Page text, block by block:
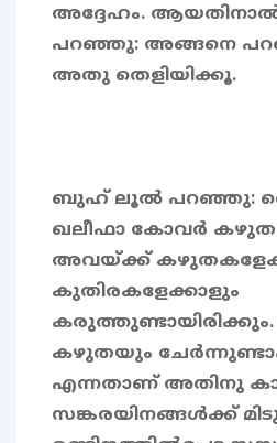
അദ്ദേഹം.
പറഞ്ഞു: അങ്ങനെ
അതു തെളിയിക്കൂ.
ബുഹ് ലൂൽ പറഞ്ഞു:
ഖലീഫാ കോവർ
അവയ്ക്ക്
കുതിരകളേക്കാളും
കഴുതയും
എന്നതാണ് അതിനു
സങ്കരയിനങ്ങൾക്ക്